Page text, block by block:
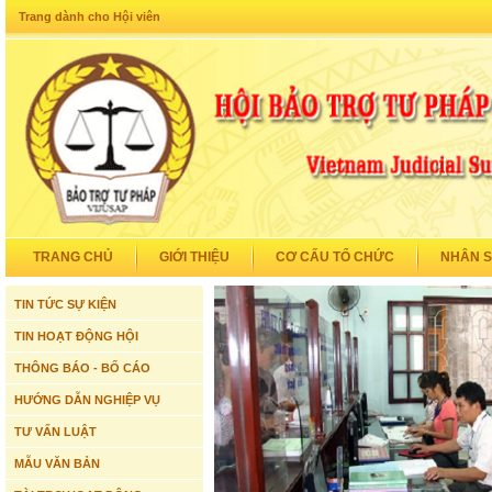
Trang dành cho Hội viên
TRANG CHỦ GIỚI THIỆU CƠ CẤU TỔ CHỨC NHÂN
TIN TỨC SỰ KIỆN
TIN HOẠT ĐỘNG HỘI
THÔNG BÁO - BỐ CÁO
HƯỚNG DẪN NGHIỆP VỤ
TƯ VẤN LUẬT
MẪU VĂN BẢN